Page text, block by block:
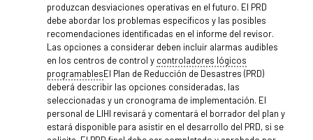
produzcan desviaciones operativas en el futuro. El PRD
debe abordar los problemas específicos y las posibles
recomendaciones identificadas en el informe del revisor.
Las opciones a considerar deben incluir alarmas audibles
en los centros de control y controladores lógicos
programablesEl Plan de Reducción de Desastres (PRD)
deberá describir las opciones consideradas, las
seleccionadas y un cronograma de implementación. El
personal de LIHI revisará y comentará el borrador del plan y
estará disponible para asistir en el desarrollo del PRD, si se